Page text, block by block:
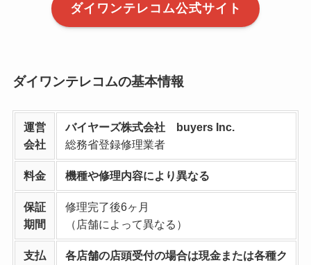
ダイワンテレコム公式サイト
ダイワンテレコムの基本情報
運営
会社
バイヤーズ株式会社 buyers Inc.
総務省登録修理業者
料金 機種や修理内容により異なる
保証
期間
修理完了後6ヶ月
（店舗によって異なる）
支払 各店舗の店頭受付の場合は現金または各種ク